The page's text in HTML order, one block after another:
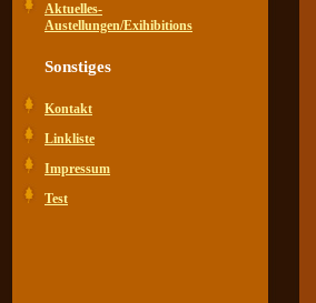
Aktuelles-
Austellungen/Exihibitions
Sonstiges
Kontakt
Linkliste
Impressum
Test